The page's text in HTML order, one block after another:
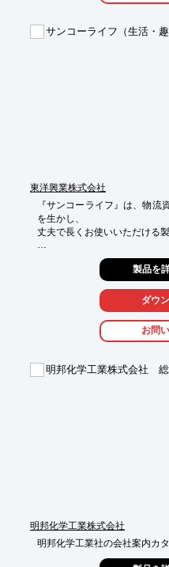
サンコーライフ（生活・趣
東洋興業株式会社
『サンコーライフ』は、物流
を生かし、
丈夫で長くお使いいた
衛生的、耐久性に優れた「サ
テーブル、チェアー等を取り
多数ラインアップ。
この他に、「ハンディボック
「ホームサンロッカー」など
製品を
ダウ
お問
明邦化学工業株式会社
明邦化学工業株式会社
明邦化学工業社の会社案内カタ